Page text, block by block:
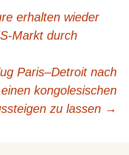
erhalten wieder
Markt durch
Paris–Detroit nach
kongolesischen
zu lassen →